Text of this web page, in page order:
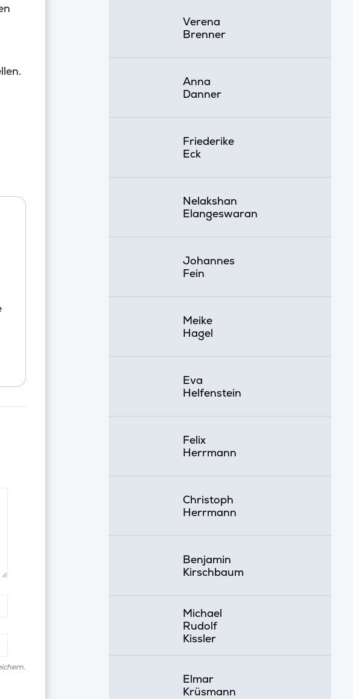
Verena
Brenner
Anna
Danner
Friederike
Eck
Nelakshan
Elangeswaran
Johannes
Fein
Meike
Hagel
Eva
Helfenstein
Felix
Herrmann
Christoph
Herrmann
Benjamin
Kirschbaum
Michael
Rudolf
Kissler
Elmar
Krüsmann